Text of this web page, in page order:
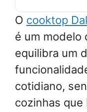
O cooktop
é um modelo
equilibra um
cotidiano,
cozinhas que